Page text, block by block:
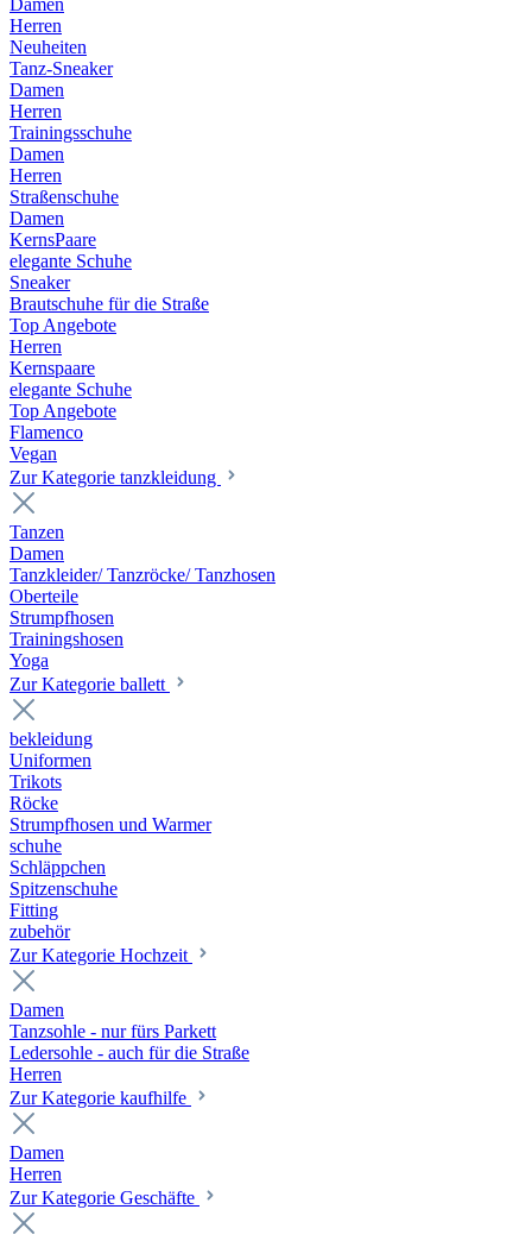
Damen
Herren
Neuheiten
Tanz-Sneaker
Damen
Herren
Trainingsschuhe
Damen
Herren
Straßenschuhe
Damen
KernsPaare
elegante Schuhe
Sneaker
Brautschuhe für die Straße
Top Angebote
Herren
Kernspaare
elegante Schuhe
Top Angebote
Flamenco
Vegan
Zur Kategorie tanzkleidung
Tanzen
Damen
Tanzkleider/ Tanzröcke/ Tanzhosen
Oberteile
Strumpfhosen
Trainingshosen
Yoga
Zur Kategorie ballett
bekleidung
Uniformen
Trikots
Röcke
Strumpfhosen und Warmer
schuhe
Schläppchen
Spitzenschuhe
Fitting
zubehör
Zur Kategorie Hochzeit
Damen
Tanzsohle - nur fürs Parkett
Ledersohle - auch für die Straße
Herren
Zur Kategorie kaufhilfe
Damen
Herren
Zur Kategorie Geschäfte